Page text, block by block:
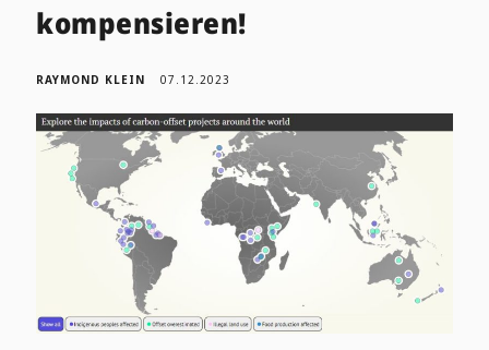
kompensieren!
RAYMOND KLEIN 07.12.2023